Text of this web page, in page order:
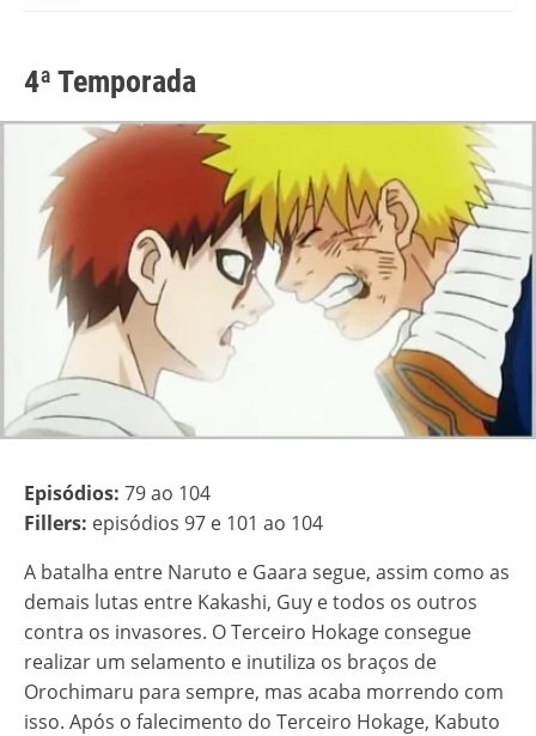
4ª Temporada
Episódios: 79 ao 104
Fillers: episódios 97 e 101 ao 104
A batalha entre Naruto e Gaara segue, assim como as
demais lutas entre Kakashi, Guy e todos os outros
contra os invasores. O Terceiro Hokage consegue
realizar um selamento e inutiliza os braços de
Orochimaru para sempre, mas acaba morrendo com
isso. Após o falecimento do Terceiro Hokage, Kabuto